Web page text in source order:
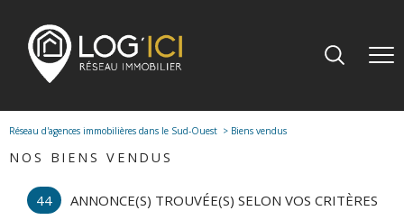
Réseau d'agences immobilières dans le Sud-Ouest Biens vendus
NOS BIENS VENDUS
44 ANNONCE(S) TROUVÉE(S) SELON VOS CRITÈRES